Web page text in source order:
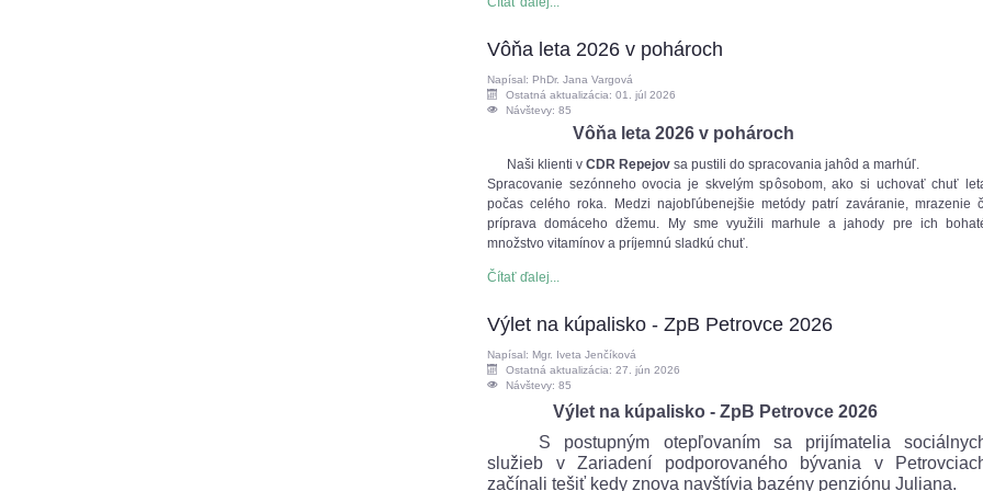
Vôňa leta 2026 v pohároch
Napísal: PhDr. Jana Vargová
Ostatná aktualizácia: 01. júl 2026
Návštevy: 85
Vôňa leta 2026 v pohároch
Naši klienti v CDR Repejov sa pustili do spracovania jahôd a marhúľ.
Spracovanie sezónneho ovocia je skvelým spôsobom, ako si uchovať chuť
počas celého roka. Medzi najobľúbenejšie metódy patrí zaváranie, mrazenie
príprava domáceho džemu. My sme využili marhule a jahody pre ich
množstvo vitamínov a príjemnú sladkú chuť.
Čítať ďalej...
Výlet na kúpalisko - ZpB Petrovce 2026
Napísal: Mgr. Iveta Jenčíková
Ostatná aktualizácia: 27. jún 2026
Návštevy: 85
Výlet na kúpalisko - ZpB Petrovce 2026
S postupným otepľovaním sa prijímatelia
služieb v Zariadení podporovaného bývania v
začínali tešiť kedy znova navštívia bazény penziónu Juliana.